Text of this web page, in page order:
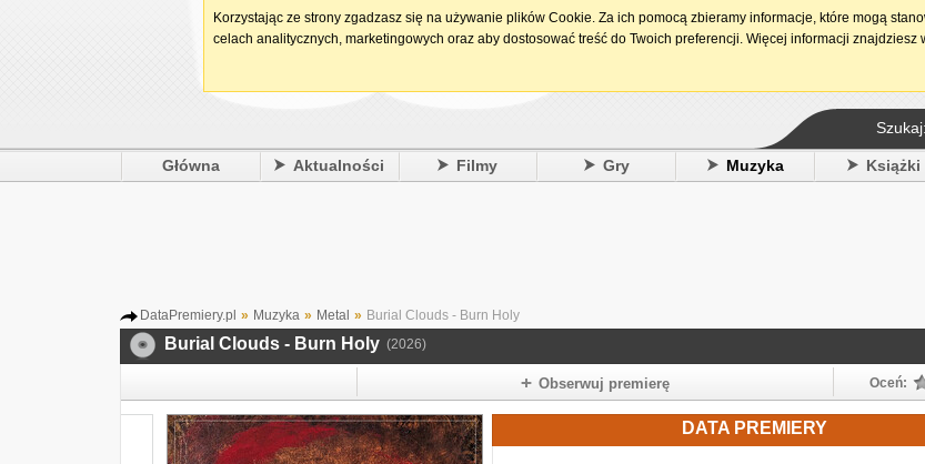
15. urodziny
Szukaj:
Główna Aktualności Filmy Gry Muzyka Książki
DataPremiery.pl » Muzyka » Metal » Burial Clouds - Burn Holy
Burial Clouds - Burn Holy (2026)
Obserwuj premierę Oceń:
DATA PREMIERY
Korzystając ze strony zgadzasz się na używanie plików Cookie. Za ich pomocą zbieramy informacje, które mogą
celach analitycznych, marketingowych oraz aby dostosować treść do Twoich preferencji. Więcej informacji znajdziesz